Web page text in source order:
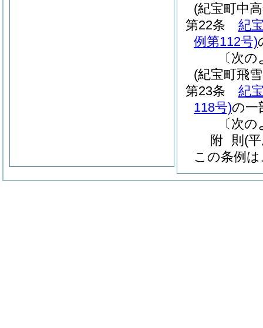
(紀宝町中
第22条
紀
例第112号)
〔次
(紀宝町飛
第23条
紀
118号)の一
〔次
附 則 (
この条例